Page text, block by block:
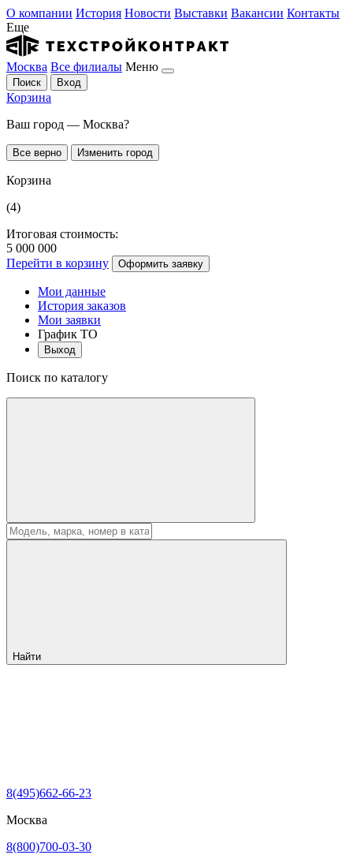
О компании История Новости Выставки Вакансии Контакты
Еще
Москва Все филиалы Меню
Поиск Вход
Корзина
Ваш город — Москва?
Все верно Изменить город
Корзина
(4)
Итоговая стоимость:
5 000 000
Перейти в корзину
Оформить заявку
Мои данные
История заказов
Мои заявки
График ТО
Выход
Поиск по каталогу
Найти
8(495)662-66-23
Москва
8(800)700-03-30